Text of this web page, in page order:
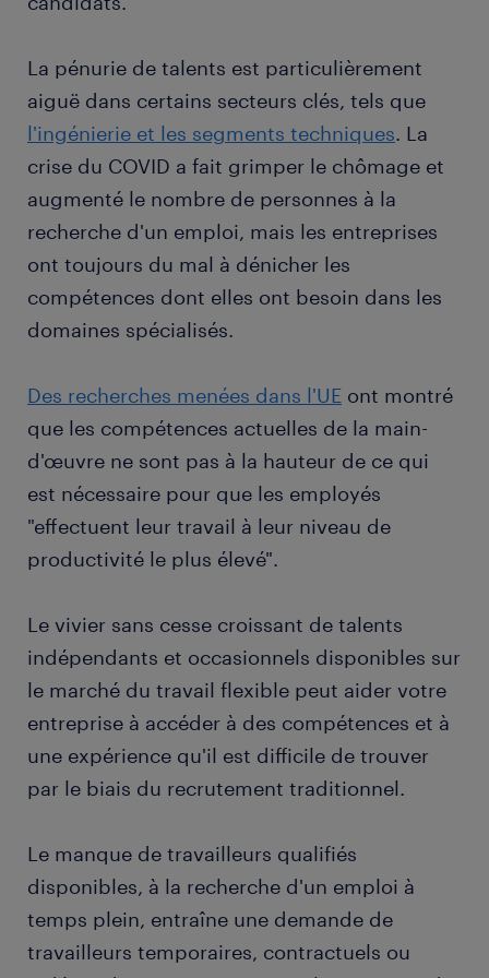
La pénurie de talents est particulièrement
aiguë dans certains secteurs clés, tels que
l'ingénierie et les segments techniques. La
crise du COVID a fait grimper le chômage et
augmenté le nombre de personnes à la
recherche d'un emploi, mais les entreprises
ont toujours du mal à dénicher les
compétences dont elles ont besoin dans les
domaines spécialisés.
Des recherches menées dans l'UE ont montré
que les compétences actuelles de la main-
d'œuvre ne sont pas à la hauteur de ce qui
est nécessaire pour que les employés
"effectuent leur travail à leur niveau de
productivité le plus élevé".
Le vivier sans cesse croissant de talents
indépendants et occasionnels disponibles sur
le marché du travail flexible peut aider votre
entreprise à accéder à des compétences et à
une expérience qu'il est difficile de trouver
par le biais du recrutement traditionnel.
Le manque de travailleurs qualifiés
disponibles, à la recherche d'un emploi à
temps plein, entraîne une demande de
travailleurs temporaires, contractuels ou